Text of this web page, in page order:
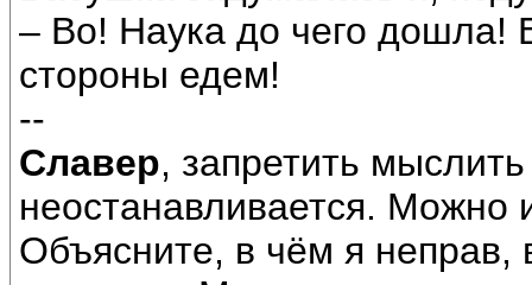
– Во! Наука до чего дошла!
стороны едем!
--
Славер, запретить
неостанавливается.
Объясните, в чём я неправ,